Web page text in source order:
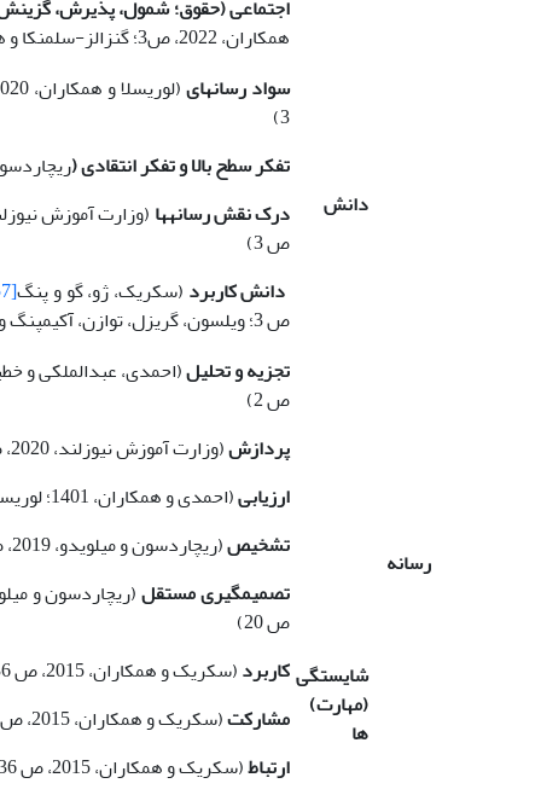
اجتماعی (حقوق؛ شمول، پذیرش،
همکاران، 2022، ص3؛ گنزالز-سلمنکا و همکاران، 2020، ص 2؛ اگنادیسول، 2020، ص 2)
رسانه
دانش
سواد رسانه­ای(لوریسلا و همکاران، 2020، ص 2؛ اگواددگومز و پرزردریگز
3)
تفکر سطح بالا و تفکر انتقادی (ریچاردسون و
درک نقش رسانه­ها
ص 3)
دانش کاربرد (سکریک، ژو، گو و پنگ[57]
ص 3؛ ویلسون، گریزل، توازن، آکیمپنگ و چونگ
شایستگی
(مهارت)
ها
تجزیه و تحلیل(احمدی، عبدالملکی و خطیب­زنجانی، 1401؛
ص 2)
پردازش(وزارت آموزش نیوزلند، 2020، ص 9)
ارزیابی(احمدی و همکاران، 1401؛ لوریسلا و همکاران، 2020، ص 2)
تشخیص(ریچاردسون و میلویدو، 2019، ص 47؛ وزارت آموزش نیوزلند، 2020، ص 20)
تصمیم­گیری مستقل
ص 20)
کاربرد(سکریک و همکاران، 2015، ص 36)
مشارکت(سکریک و همکاران، 2015، ص 36)
ارتباط(سکریک و همکاران، 2015، ص 36؛ اگواددگومز و پرزردریگز، 2012، ص 3)